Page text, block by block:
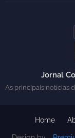
Jornal
As principais notícias
Home